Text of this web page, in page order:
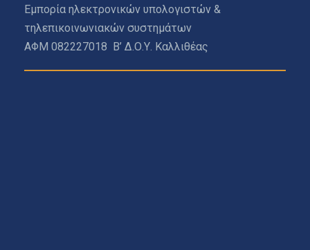
Εμπορία ηλεκτρονικών υπολογιστών &
τηλεπικοινωνιακών συστημάτων
ΑΦΜ 082227018 Β’ Δ.Ο.Υ. Καλλιθέας